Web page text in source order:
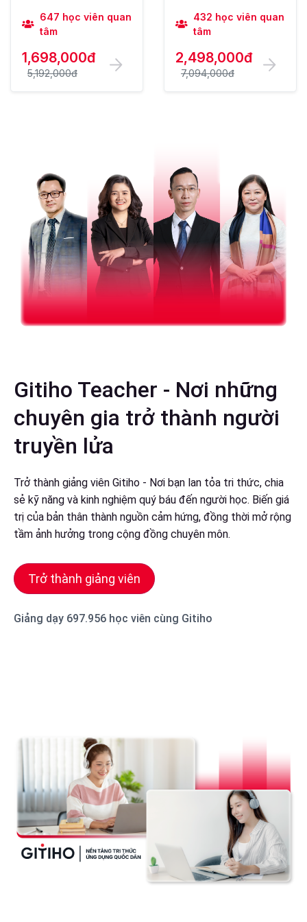
647 học viên quan
tâm
1,698,000đ
5,192,000đ
432 học viên quan
tâm
2,498,000đ
7,094,000đ
Gitiho Teacher - Nơi những
chuyên gia trở thành người
truyền lửa
Trở thành giảng viên Gitiho - Nơi bạn lan tỏa tri thức, chia
sẻ kỹ năng và kinh nghiệm quý báu đến người học. Biến giá
trị của bản thân thành nguồn cảm hứng, đồng thời mở rộng
tầm ảnh hưởng trong cộng đồng chuyên môn.
Trở thành giảng viên
Giảng dạy 697.956 học viên cùng Gitiho